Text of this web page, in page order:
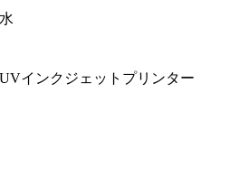
インクジェットプリンター